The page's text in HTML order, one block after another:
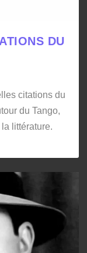
DU
citations du
du Tango,
littérature.